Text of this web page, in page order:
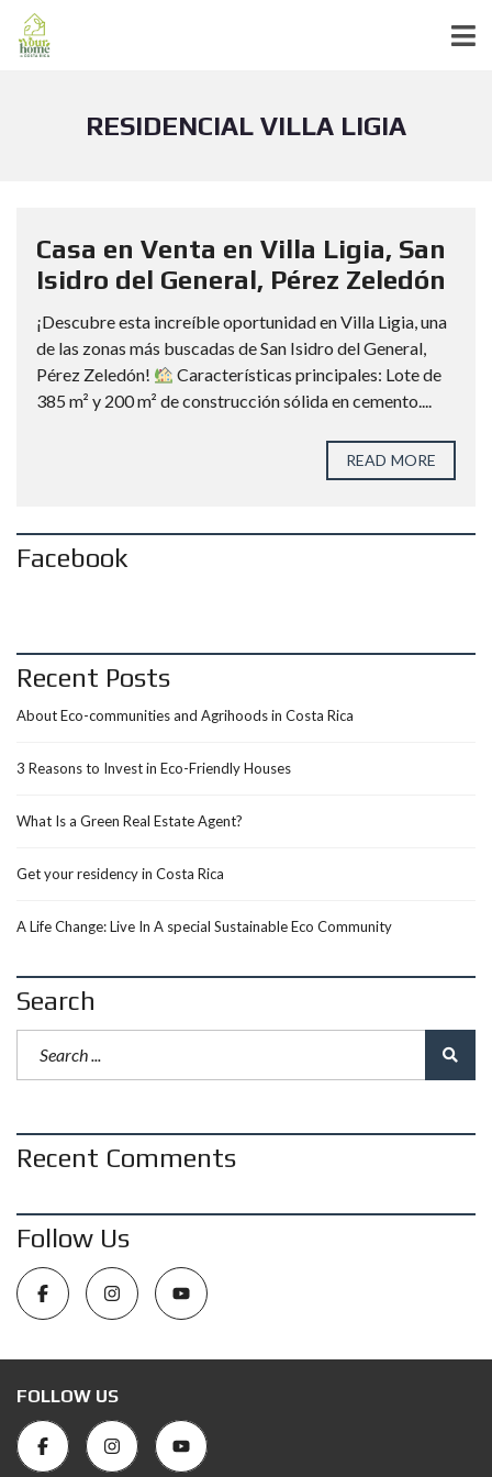
RESIDENCIAL VILLA LIGIA
Casa en Venta en Villa Ligia, San
Isidro del General, Pérez Zeledón
¡Descubre esta increíble oportunidad en Villa Ligia, una
de las zonas más buscadas de San Isidro del General,
Pérez Zeledón!
Características principales: Lote de
385 m² y 200 m² de construcción sólida en cemento....
READ MORE
Facebook
Recent Posts
About Eco-communities and Agrihoods in Costa Rica
3 Reasons to Invest in Eco-Friendly Houses
What Is a Green Real Estate Agent?
Get your residency in Costa Rica
A Life Change: Live In A special Sustainable Eco Community
Search
Recent Comments
Follow Us
FOLLOW US